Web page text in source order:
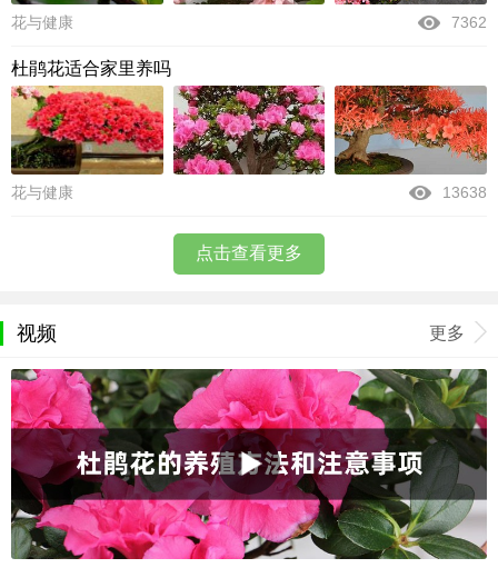
花与健康 7362
杜鹃花适合家里养吗
花与健康 13638
点击查看更多
视频 更多